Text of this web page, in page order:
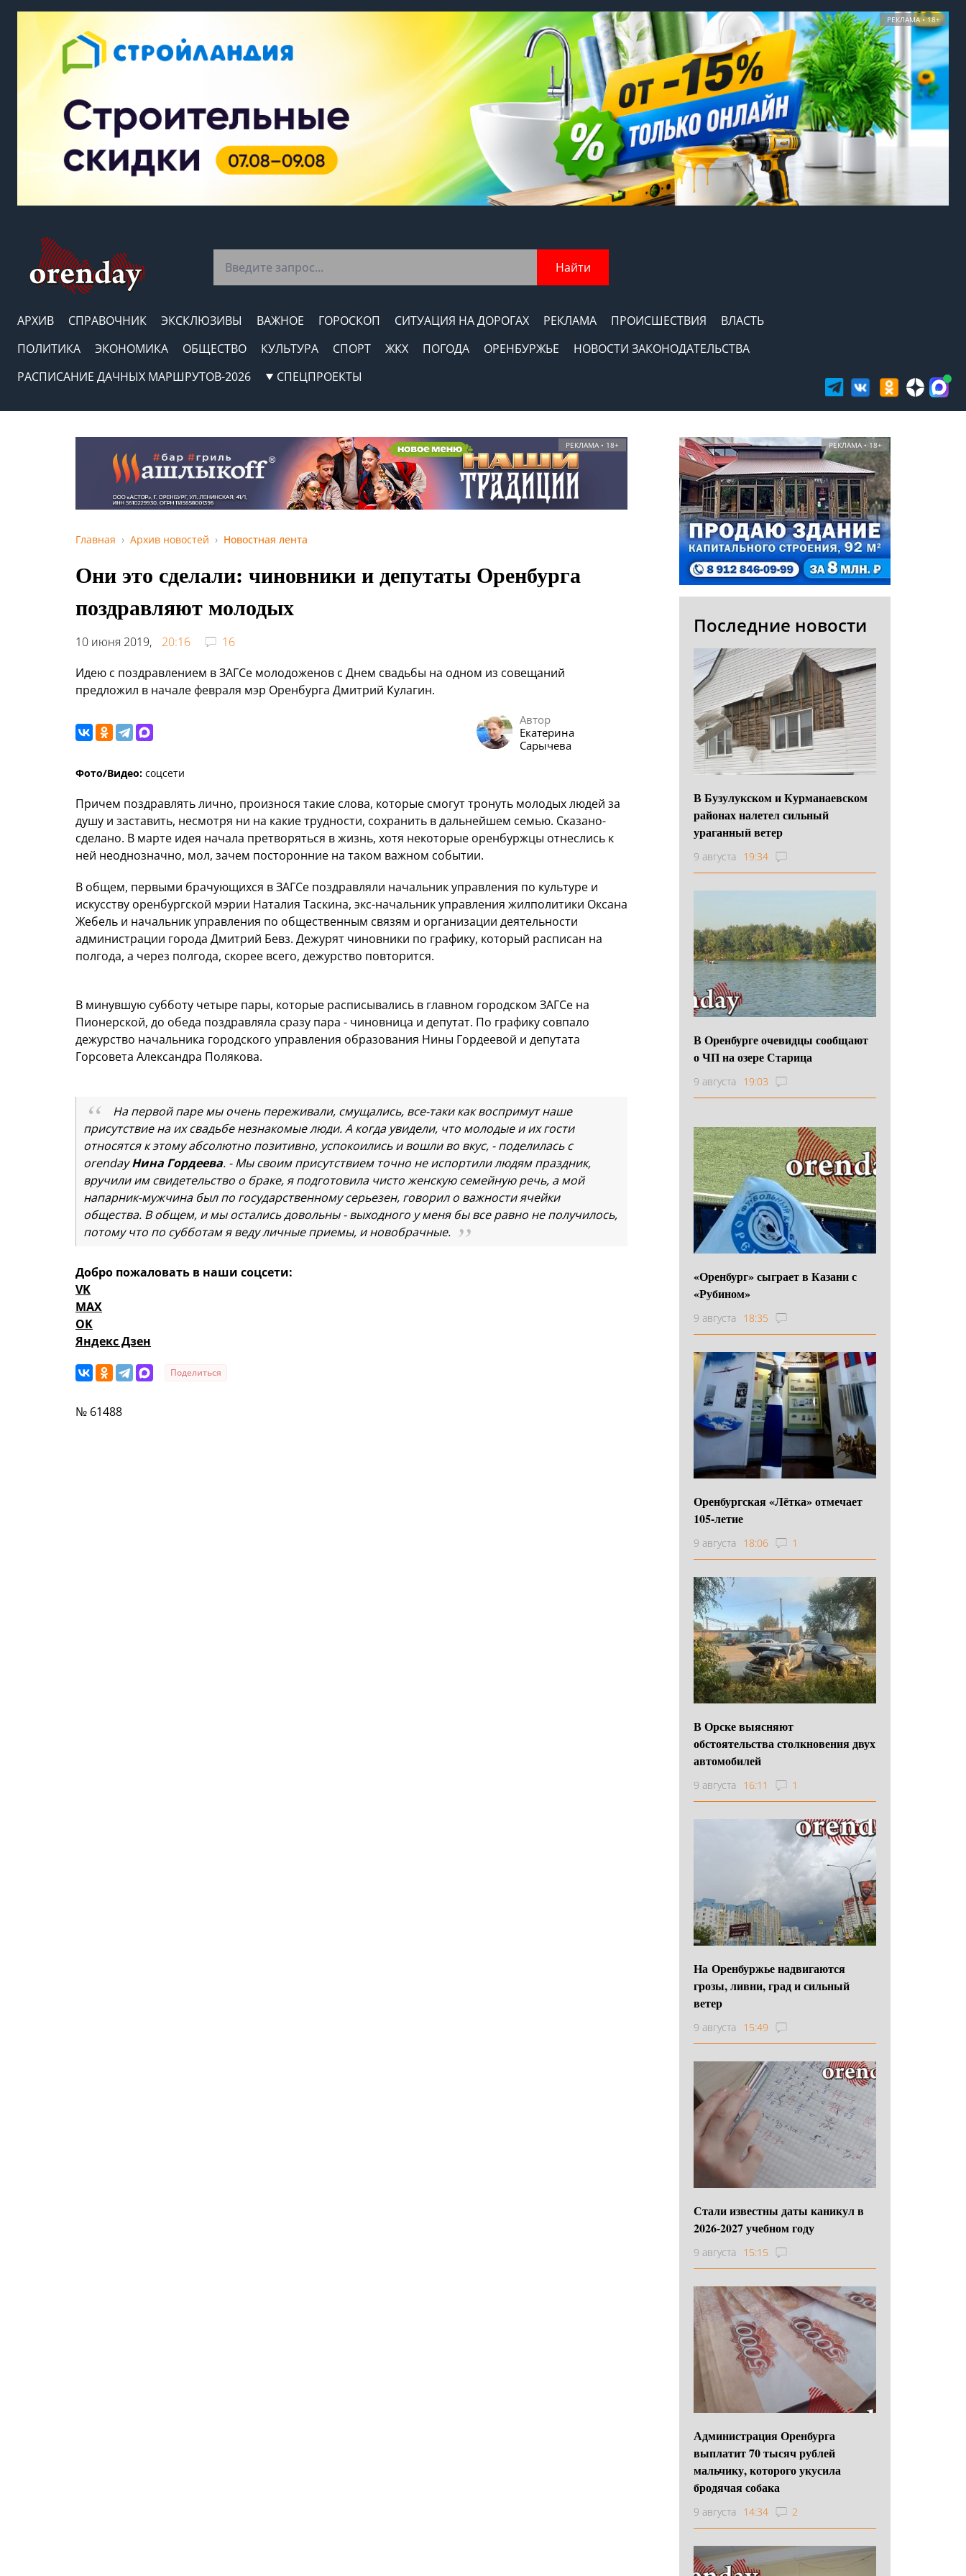
РЕКЛАМА • 18+
Найти
АРХИВ СПРАВОЧНИК ЭКСКЛЮЗИВЫ ВАЖНОЕ ГОРОСКОП СИТУАЦИЯ НА ДОРОГАХ РЕКЛАМА ПРОИСШЕСТВИЯ
ВЛАСТЬ
ПОЛИТИКА
ЭКОНОМИКА ОБЩЕСТВО КУЛЬТУРА СПОРТ ЖКХ ПОГОДА ОРЕНБУРЖЬЕ
НОВОСТИ ЗАКОНОДАТЕЛЬСТВА
РАСПИСАНИЕ ДАЧНЫХ МАРШРУТОВ-2026
СПЕЦПРОЕКТЫ
РЕКЛАМА • 18+
Главная Архив новостей Новостная лента
Они это сделали: чиновники и депутаты Оренбурга
поздравляют молодых
10 июня 2019, 20:16
16
Идею с поздравлением в ЗАГСе молодоженов с Днем свадьбы на одном из совещаний
предложил в начале февраля мэр Оренбурга Дмитрий Кулагин.
Автор
Екатерина
Сарычева
Фото/Видео: соцсети
Причем поздравлять лично, произнося такие слова, которые смогут тронуть молодых людей за
душу и заставить, несмотря ни на какие трудности, сохранить в дальнейшем семью. Сказано-
сделано. В марте идея начала претворяться в жизнь, хотя некоторые оренбуржцы отнеслись к
ней неоднозначно, мол, зачем посторонние на таком важном событии.
В общем, первыми брачующихся в ЗАГСе поздравляли начальник управления по культуре и
искусству оренбургской мэрии Наталия Таскина, экс-начальник управления жилполитики Оксана
Жебель и начальник управления по общественным связям и организации деятельности
администрации города Дмитрий Бевз. Дежурят чиновники по графику, который расписан на
полгода, а через полгода, скорее всего, дежурство повторится.
В минувшую субботу четыре пары, которые расписывались в главном городском ЗАГСе на
Пионерской, до обеда поздравляла сразу пара - чиновница и депутат. По графику совпало
дежурство начальника городского управления образования Нины Гордеевой и депутата
Горсовета Александра Полякова.
На первой паре мы очень переживали, смущались, все-таки как воспримут наше
присутствие на их свадьбе незнакомые люди. А когда увидели, что молодые и их гости
относятся к этому абсолютно позитивно, успокоились и вошли во вкус, - поделилась с
orendayНина Гордеева. - Мы своим присутствием точно не испортили людям праздник,
вручили им свидетельство о браке, я подготовила чисто женскую семейную речь, а мой
напарник-мужчина был по государственному серьезен, говорил о важности ячейки
общества. В общем, и мы остались довольны - выходного у меня бы все равно не получилось,
потому что по субботам я веду личные приемы, и новобрачные.
Добро пожаловать в наши соцсети:
VK
MAX
OK
Яндекс Дзен
Поделиться
№ 61488
РЕКЛАМА • 18+
Последние новости
В Бузулукском и Курманаевском
районах налетел сильный
ураганный ветер
9 августа 19:34
В Оренбурге очевидцы сообщают
о ЧП на озере Старица
9 августа 19:03
«Оренбург» сыграет в Казани с
«Рубином»
9 августа 18:35
Оренбургская «Лётка» отмечает
105-летие
9 августа 18:06 1
В Орске выясняют
обстоятельства столкновения двух
автомобилей
9 августа 16:11 1
На Оренбуржье надвигаются
грозы, ливни, град и сильный
ветер
9 августа 15:49
Стали известны даты каникул в
2026-2027 учебном году
9 августа 15:15
Администрация Оренбурга
выплатит 70 тысяч рублей
мальчику, которого укусила
бродячая собака
9 августа 14:34 2